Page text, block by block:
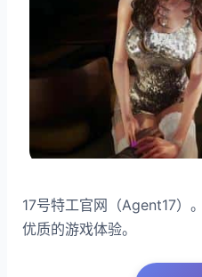
17号特工官网（Agent17）
优质的游戏体验。